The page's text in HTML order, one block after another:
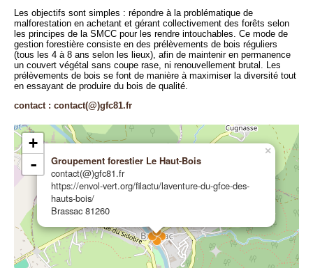
Les objectifs sont simples : répondre à la problématique de
malforestation en achetant et gérant collectivement des forêts selon
les principes de la SMCC pour les rendre intouchables. Ce mode de
gestion forestière consiste en des prélèvements de bois réguliers
(tous les 4 à 8 ans selon les lieux), afin de maintenir en permanence
un couvert végétal sans coupe rase, ni renouvellement brutal. Les
prélèvements de bois se font de manière à maximiser la diversité tout
en essayant de produire du bois de qualité.
contact : contact(@)gfc81.fr
×
Groupement forestier Le Haut-Bois
contact(@)gfc81.fr
https://envol-vert.org/filactu/laventure-du-gfce-des-
hauts-bois/
Brassac 81260
+
-